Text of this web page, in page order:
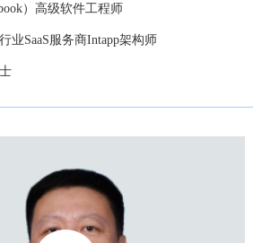
）高级软件工程师
业SaaS服务商Intapp架构师
陷阱。如何将AI转化为生产力，成为企业
爆火原因与潜在陷阱，评估其对企业